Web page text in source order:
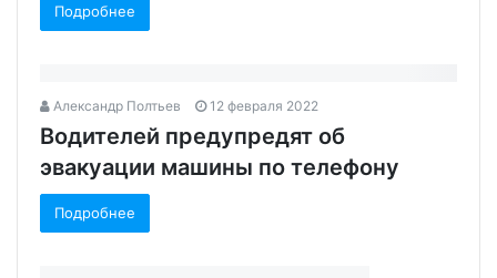
Подробнее
Александр Полтьев 12 февраля 2022
Водителей предупредят об
эвакуации машины по телефону
Подробнее